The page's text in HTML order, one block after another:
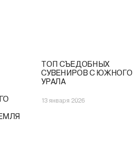
ТОП СЪЕДОБНЫХ
СУВЕНИРОВ С ЮЖНОГО
УРАЛА
13 января 2026